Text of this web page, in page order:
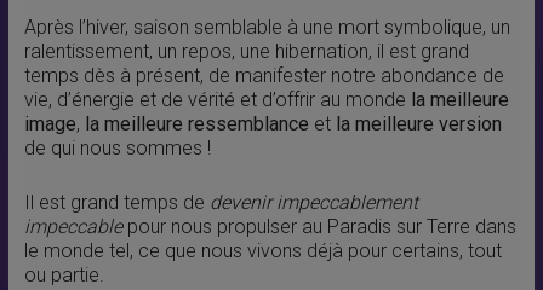
Après l’hiver, saison semblable à une mort symbolique, un
ralentissement, un repos, une hibernation, il est grand
temps dès à présent, de manifester notre abondance de
vie, d’énergie et de vérité et d’offrir au monde la meilleure
image, la meilleure ressemblance et la meilleure version
de qui nous sommes !
Il est grand temps de devenir impeccablement
impeccablepour nous propulser au Paradis sur Terre dans
le monde tel, ce que nous vivons déjà pour certains, tout
ou partie.